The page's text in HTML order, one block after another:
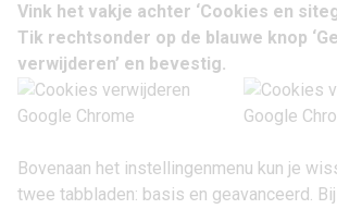
Vink het vakje achter ‘Cookies en
Tik rechtsonder op de blauwe knop
verwijderen’ en bevestig.
Bovenaan het instellingenmenu kun je
twee tabbladen: basis en geavanceerd.